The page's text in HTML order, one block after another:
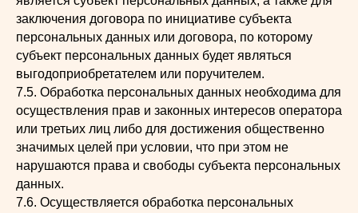
заключения договора по инициативе субъекта
персональных данных или договора, по которому
субъект персональных данных будет являться
выгодоприобретателем или поручителем.
7.5. Обработка персональных данных необходима для
осуществления прав и законных интересов оператора
или третьих лиц либо для достижения общественно
значимых целей при условии, что при этом не
нарушаются права и свободы субъекта персональных
данных.
7.6. Осуществляется обработка персональных